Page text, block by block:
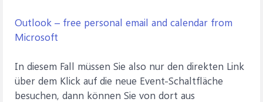
Outlook – free personal email and calendar from
Microsoft
In diesem Fall müssen Sie also nur den direkten Link
über dem Klick auf die neue Event-Schaltfläche
besuchen, dann können Sie von dort aus